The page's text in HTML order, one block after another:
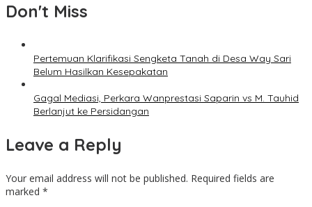
Don't Miss
Pertemuan Klarifikasi Sengketa Tanah di Desa Way Sari
Belum Hasilkan Kesepakatan
Gagal Mediasi, Perkara Wanprestasi Saparin vs M. Tauhid
Berlanjut ke Persidangan
Leave a Reply
Your email address will not be published. Required fields are
marked *